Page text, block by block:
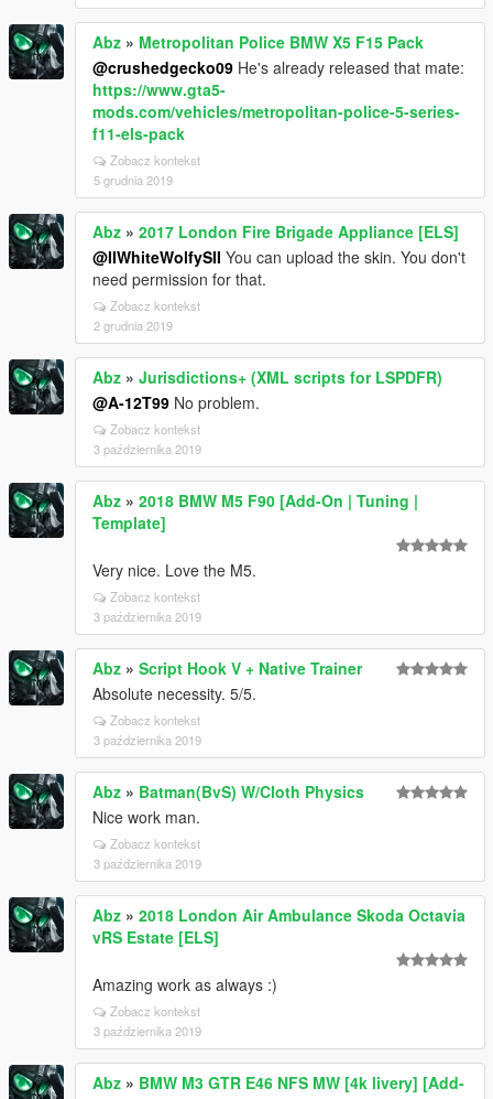
Abz » Metropolitan Police BMW X5 F15 Pack
@crushedgecko09 He's already released that mate:
https://www.gta5-
mods.com/vehicles/metropolitan-police-5-series-
f11-els-pack
Zobacz kontekst
5 grudnia 2019
Abz » 2017 London Fire Brigade Appliance [ELS]
@IIWhiteWolfySII You can upload the skin. You don't
need permission for that.
Zobacz kontekst
2 grudnia 2019
Abz » Jurisdictions+ (XML scripts for LSPDFR)
@A-12T99 No problem.
Zobacz kontekst
3 października 2019
Abz » 2018 BMW M5 F90 [Add-On | Tuning |
Template]
Very nice. Love the M5.
Zobacz kontekst
3 października 2019
Abz » Script Hook V + Native Trainer
Absolute necessity. 5/5.
Zobacz kontekst
3 października 2019
Abz » Batman(BvS) W/Cloth Physics
Nice work man.
Zobacz kontekst
3 października 2019
Abz » 2018 London Air Ambulance Skoda Octavia
vRS Estate [ELS]
Amazing work as always :)
Zobacz kontekst
3 października 2019
Abz » BMW M3 GTR E46 NFS MW [4k livery] [Add-